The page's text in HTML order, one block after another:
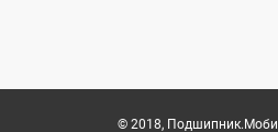
© 2018, Подшипник.Моби